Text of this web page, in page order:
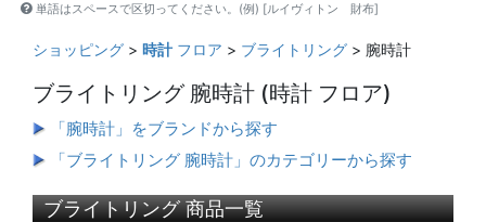
単語はスペースで区切ってください。(例) [ルイヴィトン 財布]
ショッピング > 時計 フロア > ブライトリング > 腕時計
ブライトリング 腕時計 (時計 フロア)
「腕時計」をブランドから探す
「ブライトリング 腕時計」のカテゴリーから探す
ブライトリング 商品一覧